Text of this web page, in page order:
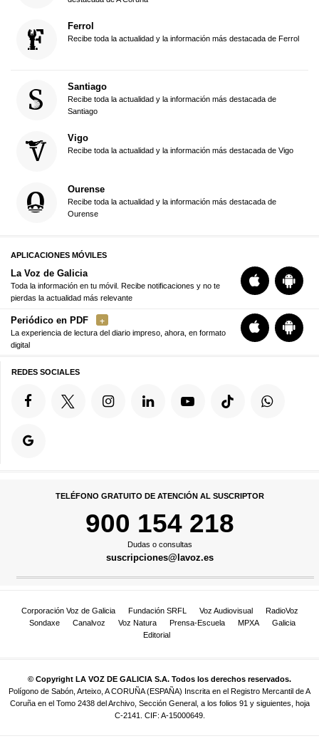
Ferrol
Recibe toda la actualidad y la información más destacada de Ferrol
Santiago
Recibe toda la actualidad y la información más destacada de
Santiago
Vigo
Recibe toda la actualidad y la información más destacada de Vigo
Ourense
Recibe toda la actualidad y la información más destacada de
Ourense
APLICACIONES MÓVILES
La Voz de Galicia
Toda la información en tu móvil. Recibe notificaciones y no te
pierdas la actualidad más relevante
Periódico en PDF
La experiencia de lectura del diario impreso, ahora, en formato
digital
REDES SOCIALES
TELÉFONO GRATUITO DE ATENCIÓN AL SUSCRIPTOR
900 154 218
Dudas o consultas
suscripciones@lavoz.es
Corporación Voz de Galicia Fundación SRFL Voz Audiovisual
RadioVoz
Sondaxe
Canalvoz Voz Natura Prensa-Escuela MPXA
Galicia
Editorial
© Copyright LA VOZ DE GALICIA S.A. Todos los derechos reservados.
Polígono de Sabón, Arteixo, A CORUÑA (ESPAÑA) Inscrita en el Registro Mercantil de A
Coruña en el Tomo 2438 del Archivo, Sección General, a los folios 91 y siguientes, hoja
C-2141. CIF: A-15000649.